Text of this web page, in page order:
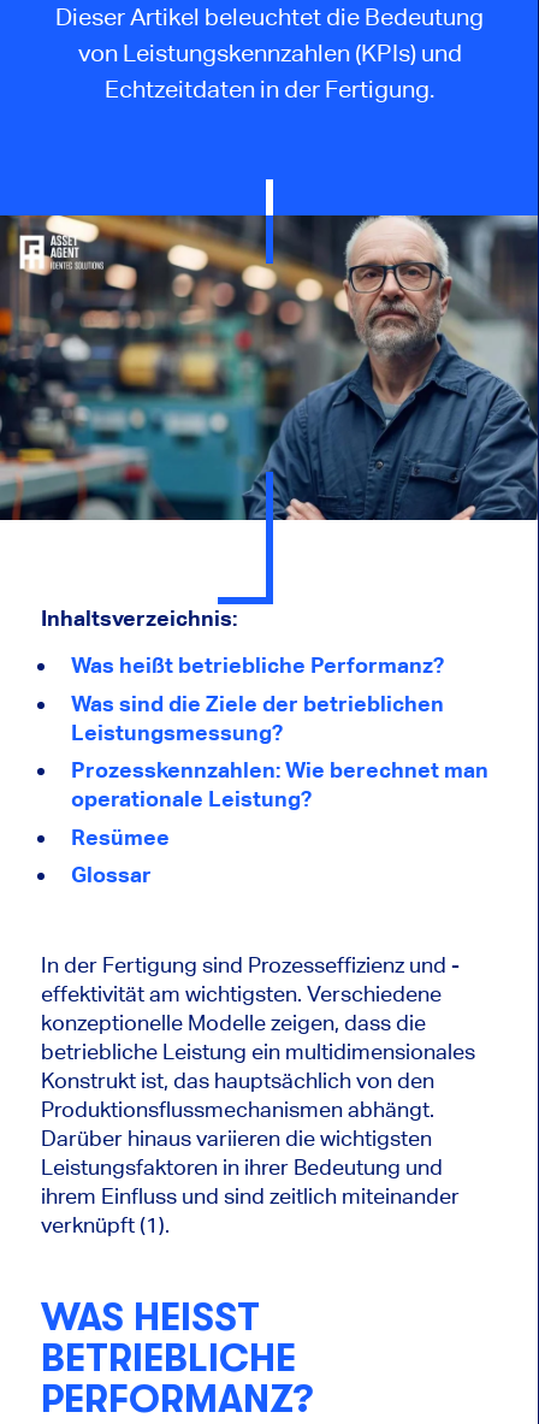
Dieser Artikel beleuchtet die Bedeutung
von Leistungskennzahlen (KPIs) und
Echtzeitdaten in der Fertigung.
Inhaltsverzeichnis:
Was heißt betriebliche Performanz?
Was sind die Ziele der betrieblichen
Leistungsmessung?
Prozesskennzahlen: Wie berechnet man
operationale Leistung?
Resümee
Glossar
In der Fertigung sind Prozesseffizienz und -
effektivität am wichtigsten. Verschiedene
konzeptionelle Modelle zeigen, dass die
betriebliche Leistung ein multidimensionales
Konstrukt ist, das hauptsächlich von den
Produktionsflussmechanismen abhängt.
Darüber hinaus variieren die wichtigsten
Leistungsfaktoren in ihrer Bedeutung und
ihrem Einfluss und sind zeitlich miteinander
verknüpft (1).
WAS HEISST B
ETRIEBLICHE P
ERFORMANZ?